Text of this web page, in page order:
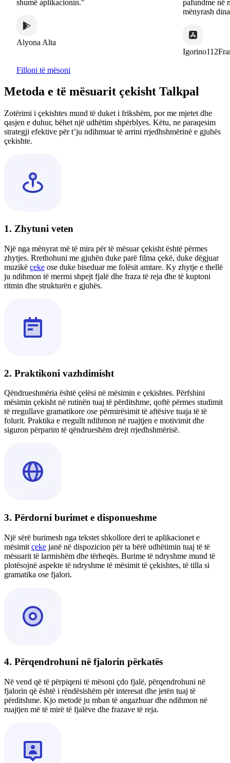
shumë aplikacionin."
Alyona Alta
pafundme në
mënyrash
Filloni të mësoni
Metoda e të mësuarit çekisht Talkpal
Zotërimi i çekishtes mund të duket i frikshëm, por me mjetet dhe
qasjen e duhur, bëhet një udhëtim shpërblyes. Këtu, ne paraqesim
strategji efektive për t’ju ndihmuar të arrini rrjedhshmërinë e gjuhës
çekishte.
1. Zhytuni veten
Një nga mënyrat më të mira për të mësuar çekisht është përmes
zhytjes. Rrethohuni me gjuhën duke parë filma çekë, duke dëgjuar
muzikë çeke ose duke biseduar me folësit amtare. Ky zhytje e thellë
ju ndihmon të merrni shpejt fjalë dhe fraza të reja dhe të kuptoni
ritmin dhe strukturën e gjuhës.
2. Praktikoni vazhdimisht
Qëndrueshmëria është çelësi në mësimin e çekishtes. Përfshini
mësimin çekisht në rutinën tuaj të përditshme, qoftë përmes studimit
të rregullave gramatikore ose përmirësimit të aftësive tuaja të të
folurit. Praktika e rregullt ndihmon në ruajtjen e motivimit dhe
siguron përparim të qëndrueshëm drejt rrjedhshmërisë.
3. Përdorni burimet e disponueshme
Një sërë burimesh nga tekstet shkollore deri te aplikacionet e
mësimit çeke janë në dispozicion për ta bërë udhëtimin tuaj të të
mësuarit të larmishëm dhe tërheqës. Burime të ndryshme mund të
plotësojnë aspekte të ndryshme të mësimit të çekishtes, të tilla si
gramatika ose fjalori.
4. Përqendrohuni në fjalorin përkatës
Në vend që të përpiqeni të mësoni çdo fjalë, përqendrohuni në
fjalorin që është i rëndësishëm për interesat dhe jetën tuaj të
përditshme. Kjo metodë ju mban të angazhuar dhe ndihmon në
ruajtjen më të mirë të fjalëve dhe frazave të reja.